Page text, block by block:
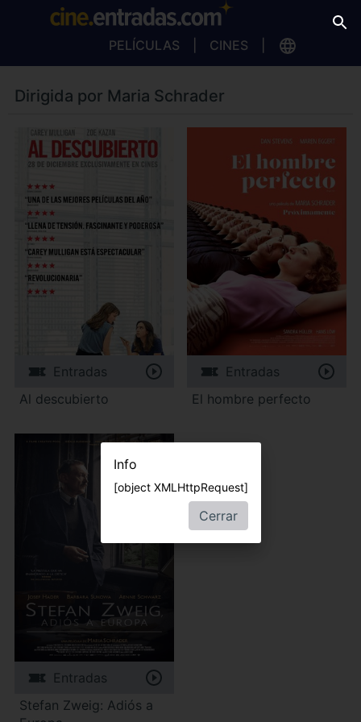
PELÍCULAS CINES
Dirigida por Maria Schrader
Entradas
Al descubierto
Entradas
El hombre perfecto
Entradas
Stefan Zweig: Adiós a
Info
[object XMLHttpRequest]
Cerrar